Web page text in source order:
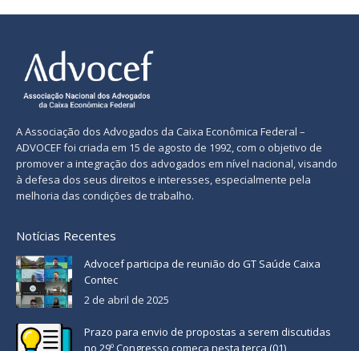
A Associação dos Advogados da Caixa Econômica Federal –
ADVOCEF foi criada em 15 de agosto de 1992, com o objetivo de
promover a integração dos advogados em nível nacional, visando
à defesa dos seus direitos e interesses, especialmente pela
melhoria das condições de trabalho.
Notícias Recentes
Advocef participa de reunião do GT Saúde Caixa
Contec
2 de abril de 2025
Prazo para envio de propostas a serem discutidas
no 29º Congresso começa nesta terça (01)